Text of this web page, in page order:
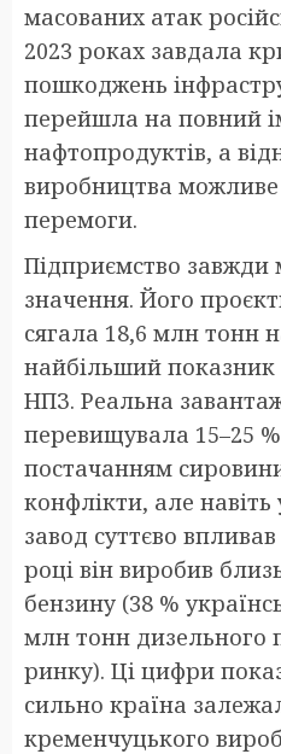
масованих атак
2023 роках завдала
пошкоджень
перейшла на повний
нафтопродуктів, а
виробництва
перемоги.
Підприємство завжди
значення. Його
сягала 18,6 млн тонн
найбільший показник
НПЗ. Реальна
перевищувала 15–25
постачанням
конфлікти, але
завод суттєво
році він виробив
бензину (38 %
млн тонн дизельного
ринку). Ці цифри
сильно країна
кременчуцького